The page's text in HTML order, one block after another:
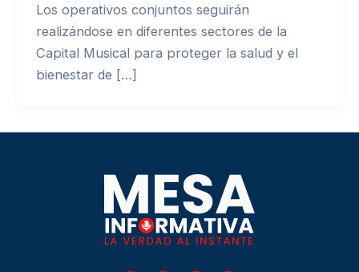
Los operativos conjuntos seguirán
realizándose en diferentes sectores de la
Capital Musical para proteger la salud y el
bienestar de […]